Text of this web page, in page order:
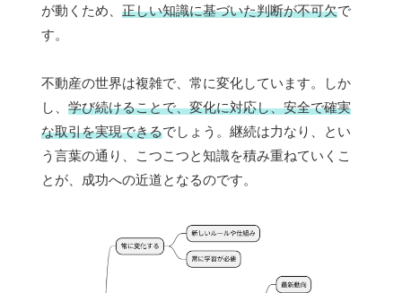
が動くため、 正しい知識に基づいた判断が不可欠で
す。
不動産の世界は複雑で、常に変化しています。しか
し、 学び続けることで、変化に対応し、安全で確実
な取引を実現できるでしょう。継続は力なり、とい
う言葉の通り、こつこつと知識を積み重ねていくこ
とが、成功への近道となるのです。